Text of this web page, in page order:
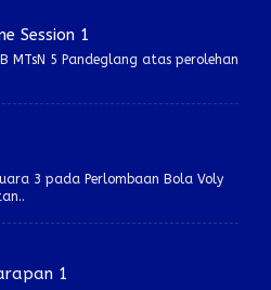
Session 1
MTsN 5 Pandeglang atas perolehan
3 pada Perlombaan Bola Voly
1